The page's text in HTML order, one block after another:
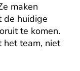
maken
de huidige
te komen.
het team, niet